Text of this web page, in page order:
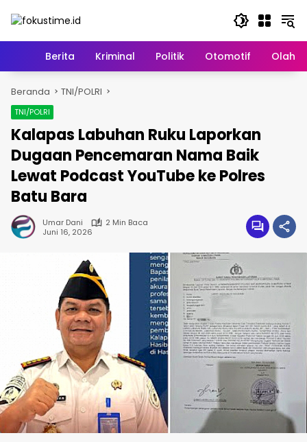
HomeBerita Kriminal Politik Otomotif
Beranda TNI/POLRI
TNI/POLRI
Kalapas Labuhan Ruku Laporkan
Dugaan Pencemaran Nama Baik
Lewat Podcast YouTube ke Polres
Batu Bara
Umar Dani
2 Min Baca
Juni 16, 2026